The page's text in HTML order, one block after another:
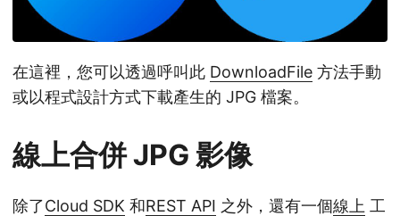
在這裡，您可以透過呼叫此 DownloadFile 方法手動
或以程式設計方式下載產生的 JPG 檔案。
線上合併 JPG 影像
除了Cloud SDK 和REST API 之外，還有一個線上 工